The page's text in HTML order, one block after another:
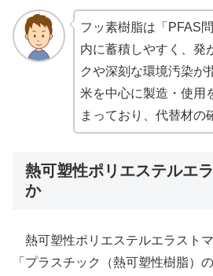
フッ素樹脂は「PFAS
内に蓄積しやすく、発
クや深刻な環境汚染が
米を中心に製造・使用
まっており、代替材の
熱可塑性ポリエステルエ
か
熱可塑性ポリエステルエラストマ
「プラスチック（熱可塑性樹脂）